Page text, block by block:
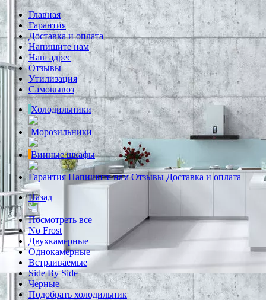
Главная
Гарантия
Доставка и оплата
Напишите нам
Наш адрес
Отзывы
Утилизация
Самовывоз
Холодильники
Морозильники
Винные шкафы
Гарантия Напишите нам Отзывы Доставка и оплата
Назад
Посмотреть все
No Frost
Двухкамерные
Однокамерные
Встраиваемые
Side By Side
Черные
Подобрать холодильник